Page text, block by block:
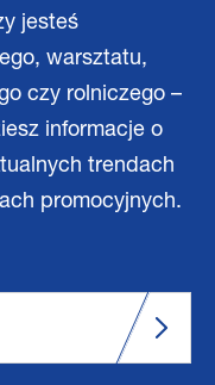
jesteś
warsztatu,
czy rolniczego –
informacje o
trendach
promocyjnych.